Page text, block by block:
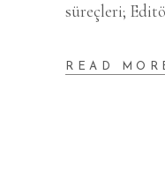
süreçleri;
READ